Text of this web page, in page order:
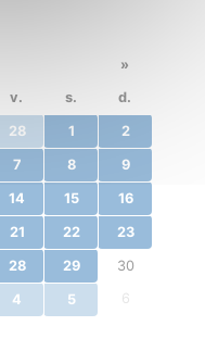
»
v. s. d.
28 1 2
7 8 9
14 15 16
21 22 23
28 29 30
4 5 6